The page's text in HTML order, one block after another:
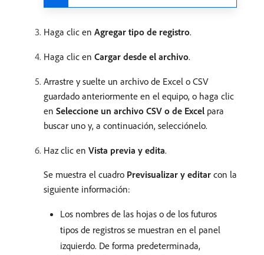
Haga clic en Agregar tipo de registro.
Haga clic en Cargar desde el archivo.
Arrastre y suelte un archivo de Excel o CSV
guardado anteriormente en el equipo, o haga clic
en Seleccione un archivo CSV o de Excel para
buscar uno y, a continuación, selecciónelo.
Haz clic en Vista previa y edita.
Se muestra el cuadro Previsualizar y editar con la
siguiente información:
Los nombres de las hojas o de los futuros
tipos de registros se muestran en el panel
izquierdo. De forma predeterminada,